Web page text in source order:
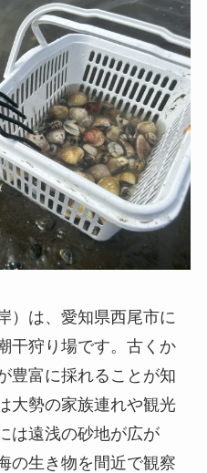
）は、愛知県西尾市に
干狩り場です。古くか
豊富に採れることが知
大勢の家族連れや観光
は遠浅の砂地が広が
の生き物を間近で観察